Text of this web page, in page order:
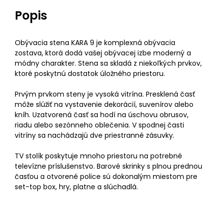
Popis
Obývacia stena KARA 9 je komplexná obývacia
zostava, ktorá dodá vašej obývacej izbe moderný a
módny charakter. Stena sa skladá z niekoľkých prvkov,
ktoré poskytnú dostatok úložného priestoru.
Prvým prvkom steny je vysoká vitrína. Presklená časť
môže slúžiť na vystavenie dekorácií, suvenírov alebo
kníh. Uzatvorená časť sa hodí na úschovu obrusov,
riadu alebo sezónneho oblečenia. V spodnej časti
vitríny sa nachádzajú dve priestranné zásuvky.
TV stolík poskytuje mnoho priestoru na potrebné
televízne príslušenstvo. Barové skrinky s plnou prednou
časťou a otvorené police sú dokonalým miestom pre
set-top box, hry, platne a slúchadlá.